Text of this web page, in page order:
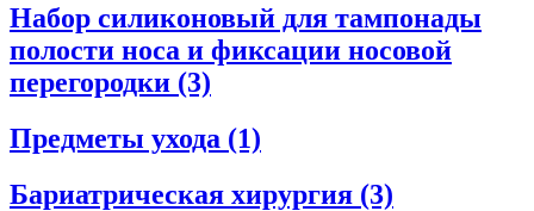
Набор силиконовый для тампонады
полости носа и фиксации носовой
перегородки (3)
Предметы ухода (1)
Бариатрическая хирургия (3)